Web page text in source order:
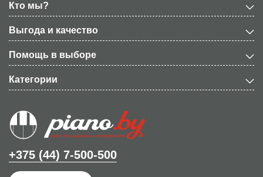
Кто мы?
Выгода и качество
Помощь в выборе
Категории
+375 (44) 7-500-500